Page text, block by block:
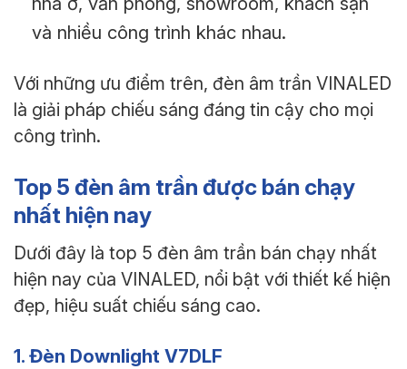
và nhiều công trình khác nhau.
Với những ưu điểm trên, đèn âm trần VINALED
là giải pháp chiếu sáng đáng tin cậy cho mọi
công trình.
Top 5 đèn âm trần được bán chạy
nhất hiện nay
Dưới đây là top 5 đèn âm trần bán chạy nhất
hiện nay của VINALED, nổi bật với thiết kế hiện
đẹp, hiệu suất chiếu sáng cao.
1. Đèn Downlight V7DLF